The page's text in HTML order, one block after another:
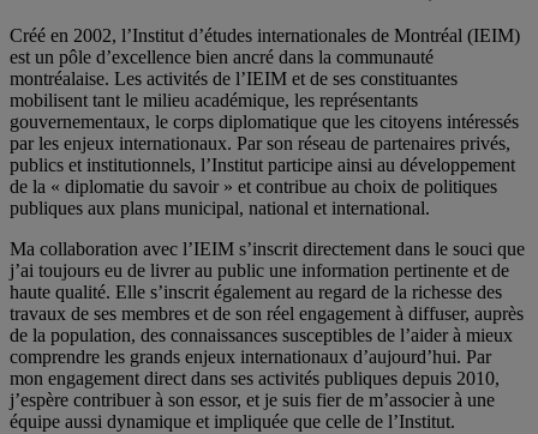
Créé en 2002, l’Institut d’études internationales de Montréal (IEIM)
est un pôle d’excellence bien ancré dans la communauté
montréalaise. Les activités de l’IEIM et de ses constituantes
mobilisent tant le milieu académique, les représentants
gouvernementaux, le corps diplomatique que les citoyens intéressés
par les enjeux internationaux. Par son réseau de partenaires privés,
publics et institutionnels, l’Institut participe ainsi au développement
de la « diplomatie du savoir » et contribue au choix de politiques
publiques aux plans municipal, national et international.
Ma collaboration avec l’IEIM s’inscrit directement dans le souci que
j’ai toujours eu de livrer au public une information pertinente et de
haute qualité. Elle s’inscrit également au regard de la richesse des
travaux de ses membres et de son réel engagement à diffuser, auprès
de la population, des connaissances susceptibles de l’aider à mieux
comprendre les grands enjeux internationaux d’aujourd’hui. Par
mon engagement direct dans ses activités publiques depuis 2010,
j’espère contribuer à son essor, et je suis fier de m’associer à une
équipe aussi dynamique et impliquée que celle de l’Institut.